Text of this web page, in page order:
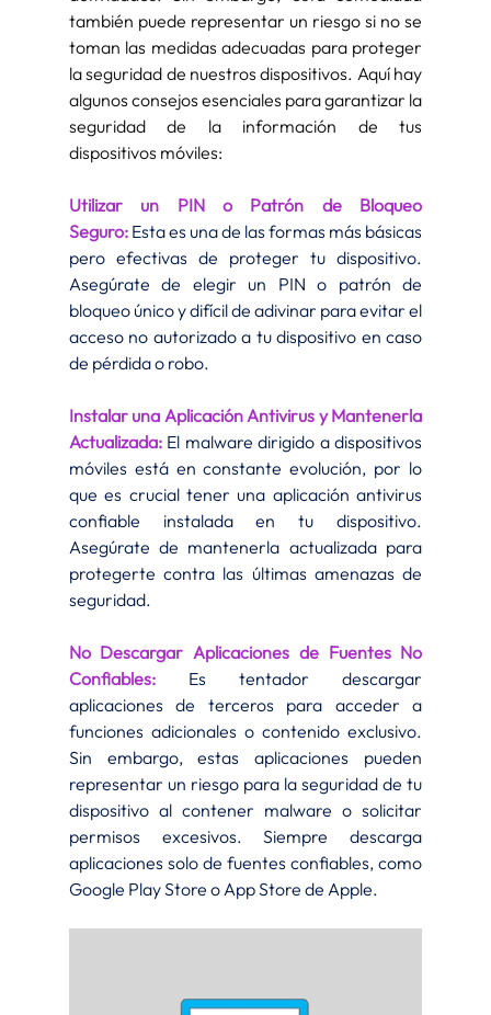
también puede representar un riesgo si no se
toman las medidas adecuadas para proteger
la seguridad de nuestros dispositivos. Aquí hay
algunos consejos esenciales para garantizar la
seguridad de la información de tus
dispositivos móviles:
Utilizar un PIN o Patrón de Bloqueo
Seguro: Esta es una de las formas más básicas
pero efectivas de proteger tu dispositivo.
Asegúrate de elegir un PIN o patrón de
bloqueo único y difícil de adivinar para evitar el
acceso no autorizado a tu dispositivo en caso
de pérdida o robo.
Instalar una Aplicación Antivirus y Mantenerla
Actualizada: El malware dirigido a dispositivos
móviles está en constante evolución, por lo
que es crucial tener una aplicación antivirus
confiable instalada en tu dispositivo.
Asegúrate de mantenerla actualizada para
protegerte contra las últimas amenazas de
seguridad.
No Descargar Aplicaciones de Fuentes No
Confiables: Es tentador descargar
aplicaciones de terceros para acceder a
funciones adicionales o contenido exclusivo.
Sin embargo, estas aplicaciones pueden
representar un riesgo para la seguridad de tu
dispositivo al contener malware o solicitar
permisos excesivos. Siempre descarga
aplicaciones solo de fuentes confiables, como
Google Play Store o App Store de Apple.